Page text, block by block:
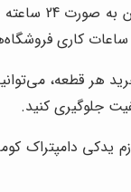
کاری
هر قطعه،
جلوگیری کنید.
یدکی دامپتراک